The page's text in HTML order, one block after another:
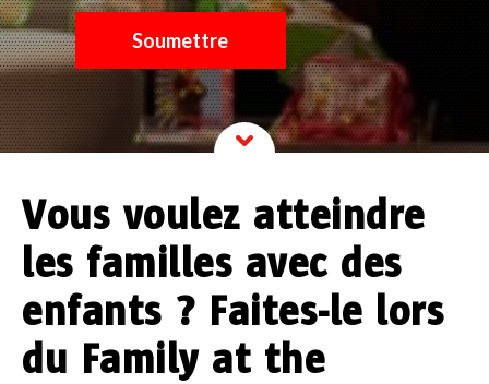
Vous voulez atteindre
les familles avec des
enfants ? Faites-le lors
du Family at the